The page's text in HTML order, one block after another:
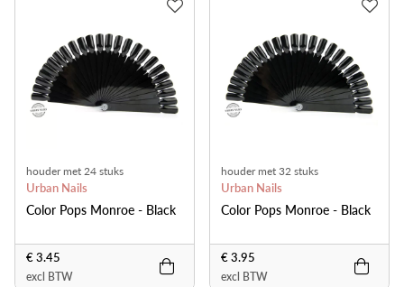
houder met 24 stuks
Urban Nails
Color Pops Monroe - Black
€ 3.45
excl BTW
houder met 32 stuks
Urban Nails
Color Pops Monroe - Black
€ 3.95
excl BTW